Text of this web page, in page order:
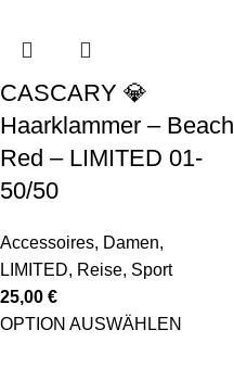
CASCARY 💎
Haarklammer – Beach
Red – LIMITED 01-
50/50
Accessoires, Damen,
LIMITED, Reise, Sport
25,00 €
OPTION AUSWÄHLEN